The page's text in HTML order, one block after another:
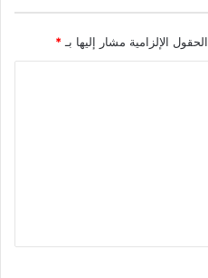
الحقول الإلزامية مشار إليها بـ *